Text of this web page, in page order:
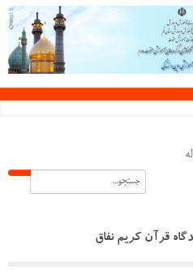
قرآن کریم نفاق